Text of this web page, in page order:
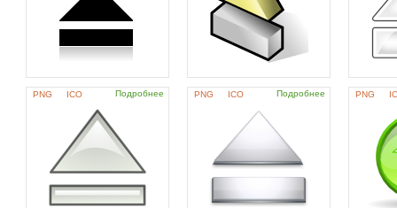
PNG ICO Подробнее PNG ICO Подробнее PNG